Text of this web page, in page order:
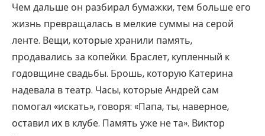
Чем дальше он разбирал бумажки, тем больше его
жизнь превращалась в мелкие суммы на серой
ленте. Вещи, которые хранили память,
продавались за копейки. Браслет, купленный к
годовщине свадьбы. Брошь, которую Катерина
надевала в театр. Часы, которые Андрей сам
помогал «искать», говоря: «Папа, ты, наверное,
оставил их в клубе. Память уже не та». Виктор